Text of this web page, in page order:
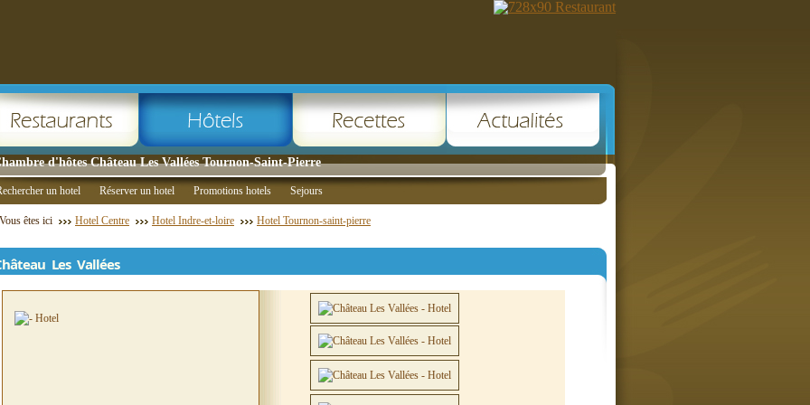
d'hôtes Château Les Vallées Tournon-Saint-Pierre
un hotel Réserver un hotel Promotions hotels Sejours
Vous êtes ici Hotel Centre Hotel Indre-et-loire Hotel Tournon-saint-pierre
Les Vallées